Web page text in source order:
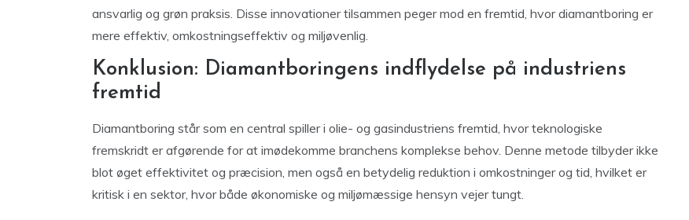
ansvarlig og grøn praksis. Disse innovationer tilsammen peger mod en fremtid, hvor diamantboring er
mere effektiv, omkostningseffektiv og miljøvenlig.
Konklusion: Diamantboringens indflydelse på industriens
fremtid
Diamantboring står som en central spiller i olie- og gasindustriens fremtid, hvor teknologiske
fremskridt er afgørende for at imødekomme branchens komplekse behov. Denne metode tilbyder ikke
blot øget effektivitet og præcision, men også en betydelig reduktion i omkostninger og tid, hvilket er
kritisk i en sektor, hvor både økonomiske og miljømæssige hensyn vejer tungt.